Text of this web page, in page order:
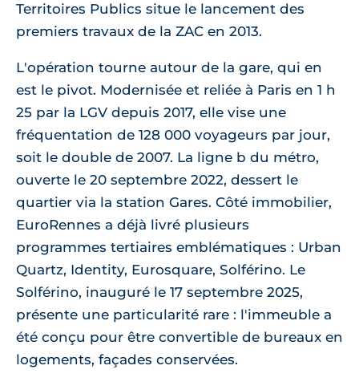
Territoires Publics situe le lancement des
premiers travaux de la ZAC en 2013.
L'opération tourne autour de la gare, qui en
est le pivot. Modernisée et reliée à Paris en 1 h
25 par la LGV depuis 2017, elle vise une
fréquentation de 128 000 voyageurs par jour,
soit le double de 2007. La ligne b du métro,
ouverte le 20 septembre 2022, dessert le
quartier via la station Gares. Côté immobilier,
EuroRennes a déjà livré plusieurs
programmes tertiaires emblématiques : Urban
Quartz, Identity, Eurosquare, Solférino. Le
Solférino, inauguré le 17 septembre 2025,
présente une particularité rare : l'immeuble a
été conçu pour être convertible de bureaux en
logements, façades conservées.